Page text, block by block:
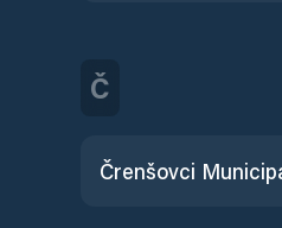
Č
Črenšovci